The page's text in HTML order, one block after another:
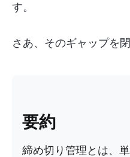
す。
さあ、そのギャップを
要約
締め切り管理とは、